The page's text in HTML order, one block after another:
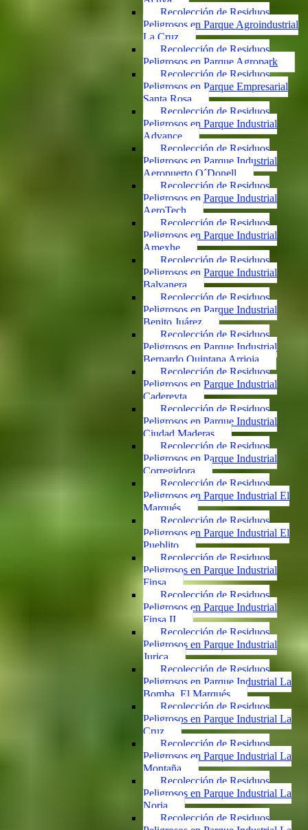
Recolección de Residuos
Peligrosos en Parque Agroindustrial
La Cruz
Recolección de Residuos
Peligrosos en Parque Agropark
Recolección de Residuos
Peligrosos en Parque Empresarial
Santa Rosa
Recolección de Residuos
Peligrosos en Parque Industrial
Advance
Recolección de Residuos
Peligrosos en Parque Industrial
Aeropuerto O´Donell
Recolección de Residuos
Peligrosos en Parque Industrial
AeroTech
Recolección de Residuos
Peligrosos en Parque Industrial
Amexhe
Recolección de Residuos
Peligrosos en Parque Industrial
Balvanera
Recolección de Residuos
Peligrosos en Parque Industrial
Benito Juárez
Recolección de Residuos
Peligrosos en Parque Industrial
Bernardo Quintana Arrioja
Recolección de Residuos
Peligrosos en Parque Industrial
Cadereyta
Recolección de Residuos
Peligrosos en Parque Industrial
Ciudad Maderas
Recolección de Residuos
Peligrosos en Parque Industrial
Corregidora
Recolección de Residuos
Peligrosos en Parque Industrial El
Marqués
Recolección de Residuos
Peligrosos en Parque Industrial El
Pueblito
Recolección de Residuos
Peligrosos en Parque Industrial
Finsa
Recolección de Residuos
Peligrosos en Parque Industrial
Finsa II
Recolección de Residuos
Peligrosos en Parque Industrial
Jurica
Recolección de Residuos
Peligrosos en Parque Industrial La
Bomba, El Marqués
Recolección de Residuos
Peligrosos en Parque Industrial La
Cruz
Recolección de Residuos
Peligrosos en Parque Industrial La
Montaña
Recolección de Residuos
Peligrosos en Parque Industrial La
Noria
Recolección de Residuos